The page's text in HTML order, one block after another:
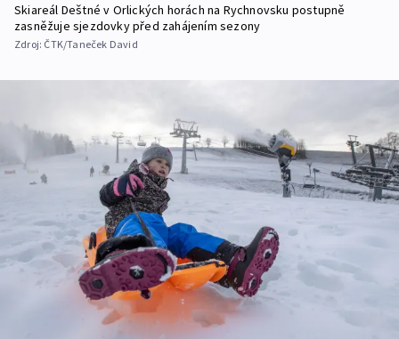
Skiareál Deštné v Orlických horách na Rychnovsku postupně
zasněžuje sjezdovky před zahájením sezony
Zdroj: ČTK/Taneček David